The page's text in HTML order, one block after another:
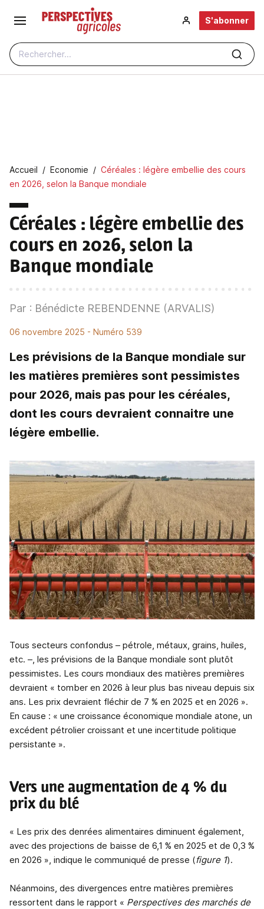
Aller au contenu principal
Rechercher...
S'abonner
Fil d'Ariane
Accueil Economie
Céréales : légère embellie des cours
en 2026, selon la Banque mondiale
Céréales : légère embellie des
cours en 2026, selon la
Banque mondiale
Par : Bénédicte REBENDENNE (ARVALIS)
06 novembre 2025 - Numéro 539
Les prévisions de la Banque mondiale sur
les matières premières sont pessimistes
pour 2026, mais pas pour les céréales,
dont les cours devraient connaitre une
légère embellie.
Tous secteurs confondus – pétrole, métaux, grains, huiles,
etc. –, les prévisions de la Banque mondiale sont plutôt
pessimistes. Les cours mondiaux des matières premières
devraient « tomber en 2026 à leur plus bas niveau depuis six
ans. Les prix devraient fléchir de 7 % en 2025 et en 2026 ».
En cause : « une croissance économique mondiale atone, un
excédent pétrolier croissant et une incertitude politique
persistante ».
Vers une augmentation de 4 % du
prix du blé
« Les prix des denrées alimentaires diminuent également,
avec des projections de baisse de 6,1 % en 2025 et de 0,3 %
en 2026 », indique le communiqué de presse (figure 1).
Néanmoins, des divergences entre matières premières
ressortent dans le rapport « Perspectives des marchés de